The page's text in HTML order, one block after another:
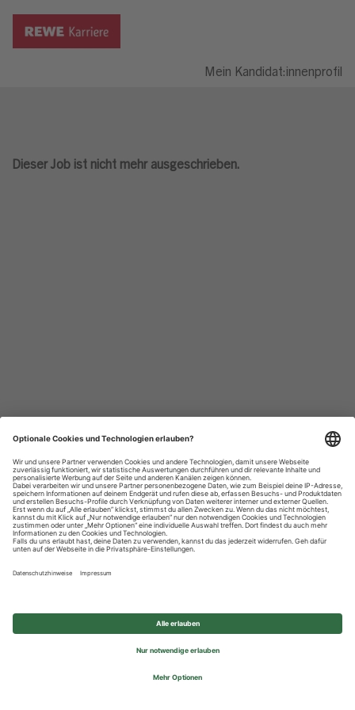
Mein Kandidat:innenprofil
Dieser Job ist nicht mehr ausgeschrieben.
Datenschutzhinweise
Impressum
Privatsphäre-Einstellungen
© 2026 REWE Group - All rights reserved